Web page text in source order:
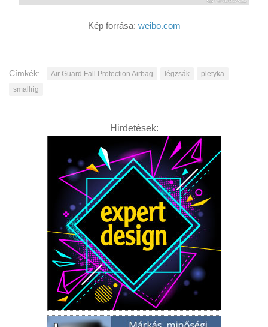
Kép forrása: weibo.com
Címkék: Air Guard Fall Protection Airbag légzsák
pletyka
smallrig
Hirdetések: